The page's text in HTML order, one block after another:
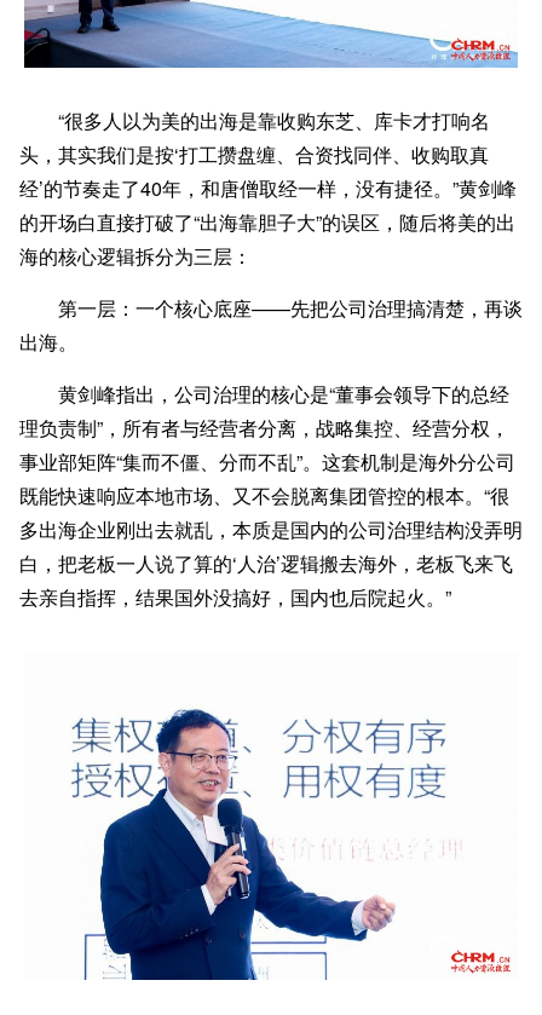
“很多人以为美的出海是靠收购东芝、库卡才打响名
头，其实我们是按‘打工攒盘缠、合资找同伴、收购取真
经’的节奏走了40年，和唐僧取经一样，没有捷径。”黄剑峰
的开场白直接打破了“出海靠胆子大”的误区，随后将美的出
海的核心逻辑拆分为三层：
第一层：一个核心底座——先把公司治理搞清楚，再谈
出海。
黄剑峰指出，公司治理的核心是“董事会领导下的总经
理负责制”，所有者与经营者分离，战略集控、经营分权，
事业部矩阵“集而不僵、分而不乱”。这套机制是海外分公司
既能快速响应本地市场、又不会脱离集团管控的根本。“很
多出海企业刚出去就乱，本质是国内的公司治理结构没弄明
白，把老板一人说了算的‘人治’逻辑搬去海外，老板飞来飞
去亲自指挥，结果国外没搞好，国内也后院起火。”